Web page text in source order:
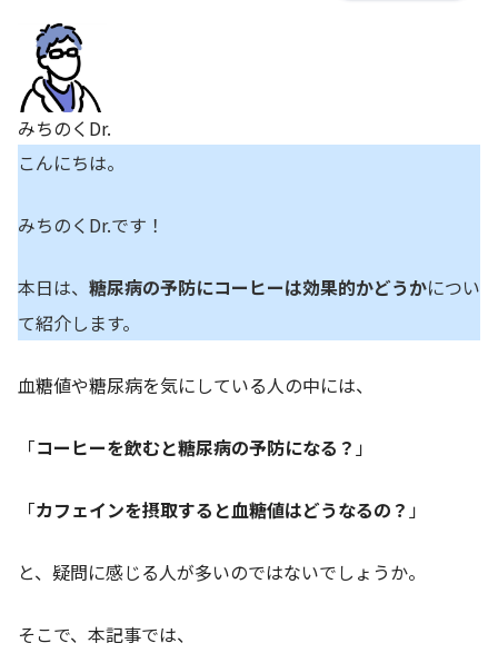
みちのくDr.
こんにちは。
みちのくDr.です！
本日は、 糖尿病の予防にコーヒーは効果的かどうかについ
て紹介します。
血糖値や糖尿病を気にしている人の中には、
「コーヒーを飲むと糖尿病の予防になる？ 」
「カフェインを摂取すると血糖値はどうなるの？ 」
と、疑問に感じる人が多いのではないでしょうか。
そこで、本記事では、